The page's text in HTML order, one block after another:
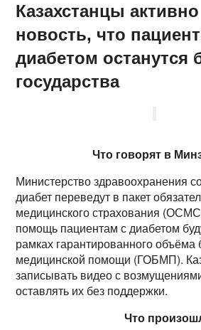
Казахстанцы
новость, что
диабетом останутся
государства
Что говорят в
Министерство здравоохранения
диабет переведут в пакет
медицинского страхования
помощь пациентам с диабетом
рамках гарантированного объёма
медицинской помощи (ГОБМП).
записывать видео с
оставлять их без поддержки.
Что